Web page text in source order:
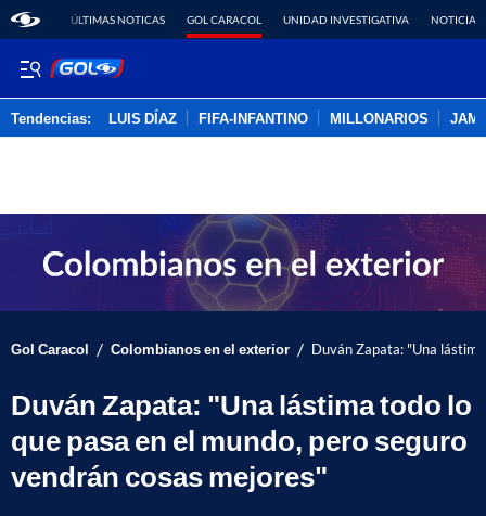
ÚLTIMAS NOTICAS GOL CARACOL UNIDAD INVESTIGATIVA NOTICIAS
Tendencias: LUIS DÍAZ FIFA-INFANTINO MILLONARIOS
Gol Caracol / Colombianos en el exterior / Duván Zapata: "Una
Duván Zapata: "Una lástima todo lo
que pasa en el mundo, pero seguro
vendrán cosas mejores"